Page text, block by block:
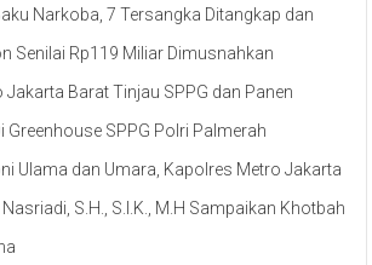
Narkoba, 7 Tersangka Ditangkap dan
Senilai Rp119 Miliar Dimusnahkan
Barat Tinjau SPPG dan Panen
Greenhouse SPPG Polri Palmerah
Ulama dan Umara, Kapolres Metro Jakarta
S.H., S.I.K., M.H Sampaikan Khotbah